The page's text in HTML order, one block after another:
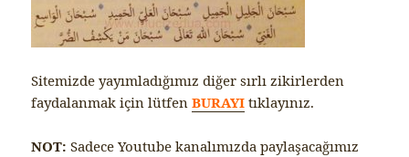
Sitemizde yayımladığımız diğer sırlı zikirlerden
faydalanmak için lütfenBURAYI tıklayınız.
NOT: Sadece Youtube kanalımızda paylaşacağımız